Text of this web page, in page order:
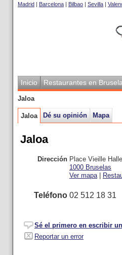
Madrid | Barcelona | Bilbao | Sevilla |
Inicio Restaurantes en
Jaloa
Jaloa Dé su opinión Mapa
Jaloa
Dirección Place Vieille
1000 Bruselas
Ver mapa|
Teléfono 02 512 18 31
Sé el primero en escribir
Reportar un error